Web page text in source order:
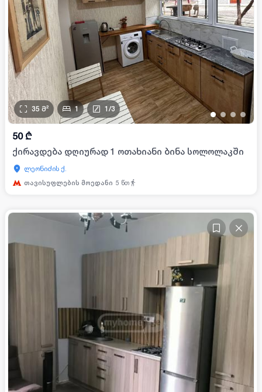
•• • •
35 მ² 1 1 /3
50 ₾
ქირავდება დღიურად 1 ოთახიანი ბინა სოლოლაკში
ლეონიძის ქ.
თავისუფლების მოედანი 5 წთ